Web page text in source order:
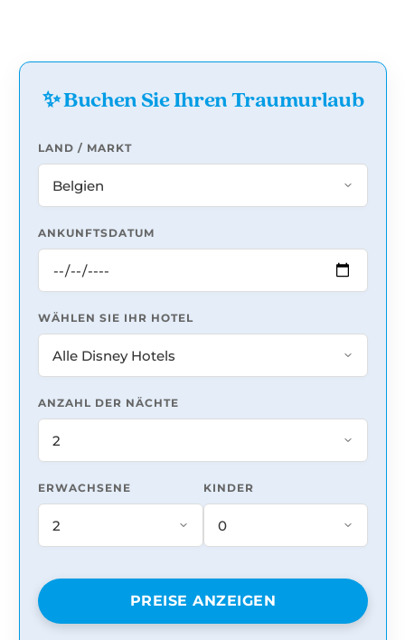
✨ Buchen Sie Ihren Traumurlaub
LAND / MARKT
ANKUNFTSDATUM
WÄHLEN SIE IHR HOTEL
ANZAHL DER NÄCHTE
ERWACHSENE KINDER
PREISE ANZEIGEN